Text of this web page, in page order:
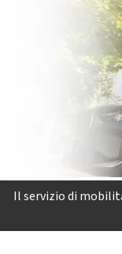
Il servizio di